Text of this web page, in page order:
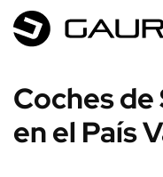
Coches
en el País